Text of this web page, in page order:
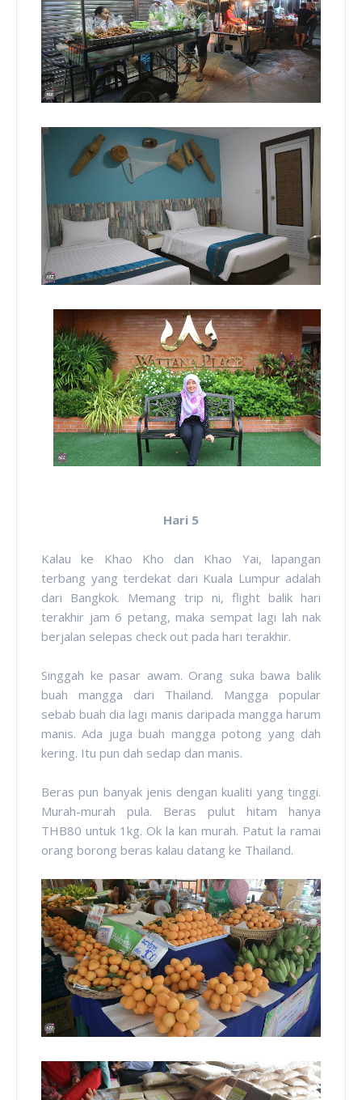
Hari 5
Kalau ke Khao Kho dan Khao Yai, lapangan
terbang yang terdekat dari Kuala Lumpur adalah
dari Bangkok. Memang trip ni, flight balik hari
terakhir jam 6 petang, maka sempat lagi lah nak
berjalan selepas check out pada hari terakhir.
Singgah ke pasar awam. Orang suka bawa balik
buah mangga dari Thailand. Mangga popular
sebab buah dia lagi manis daripada mangga harum
manis. Ada juga buah mangga potong yang dah
kering. Itu pun dah sedap dan manis.
Beras pun banyak jenis dengan kualiti yang tinggi.
Murah-murah pula. Beras pulut hitam hanya
THB80 untuk 1kg. Ok la kan murah. Patut la ramai
orang borong beras kalau datang ke Thailand.